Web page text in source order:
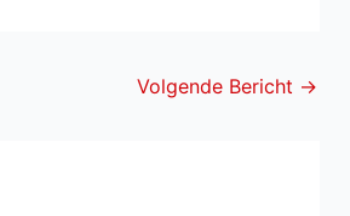
Volgende Bericht →